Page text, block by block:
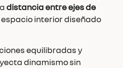
distancia entre ejes de
interior diseñado
equilibradas y
dinamismo sin